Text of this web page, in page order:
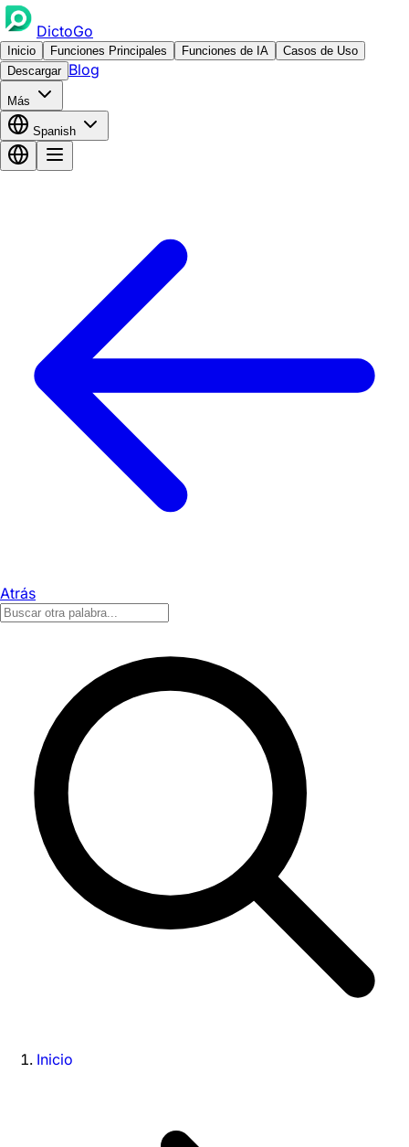
DictoGo
Inicio Funciones Principales Funciones de IA
Casos de Uso
Descargar Blog
Más
Spanish
Atrás
Inicio